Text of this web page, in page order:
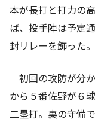
本が長打と打力の
ば、投手陣は予定
封リレーを飾った。
初回の攻防が分
から５番佐野が６
二塁打。裏の守備